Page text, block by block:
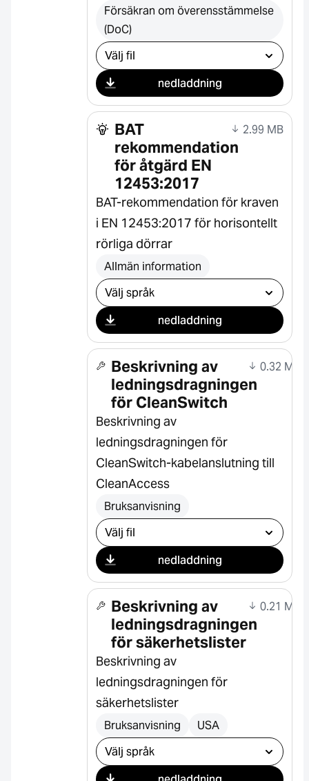
Försäkran om överensstämmelse
(DoC)
Välj nedladdning
nedladdning
BAT
rekommendation
för åtgärd EN
12453:2017
2.99 MB
BAT-rekommendation för kraven
i EN 12453:2017 för horisontellt
rörliga dörrar
Allmän information
Välj nedladdning
nedladdning
Beskrivning av
ledningsdragningen
för CleanSwitch
0.32 MB
Beskrivning av
ledningsdragningen för
CleanSwitch-kabelanslutning till
CleanAccess
Bruksanvisning
Välj nedladdning
nedladdning
Beskrivning av
ledningsdragningen
för säkerhetslister
0.21 MB
Beskrivning av
ledningsdragningen för
säkerhetslister
Bruksanvisning USA
Välj nedladdning